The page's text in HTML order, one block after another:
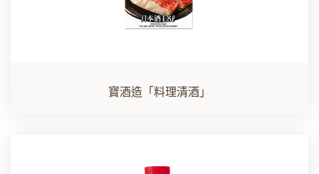
寶酒造「料理清酒」​